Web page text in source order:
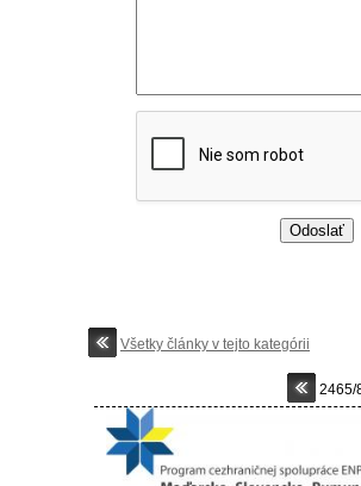
Všetky články v tejto kategórii
2465/